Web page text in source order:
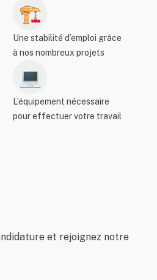
🏗️
Une stabilité d’emploi grâce
à nos nombreux projets
💻
L’équipement nécessaire
pour effectuer votre travail
et rejoignez notre